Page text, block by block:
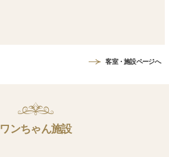
客室・施設ページへ
ワンちゃん施設